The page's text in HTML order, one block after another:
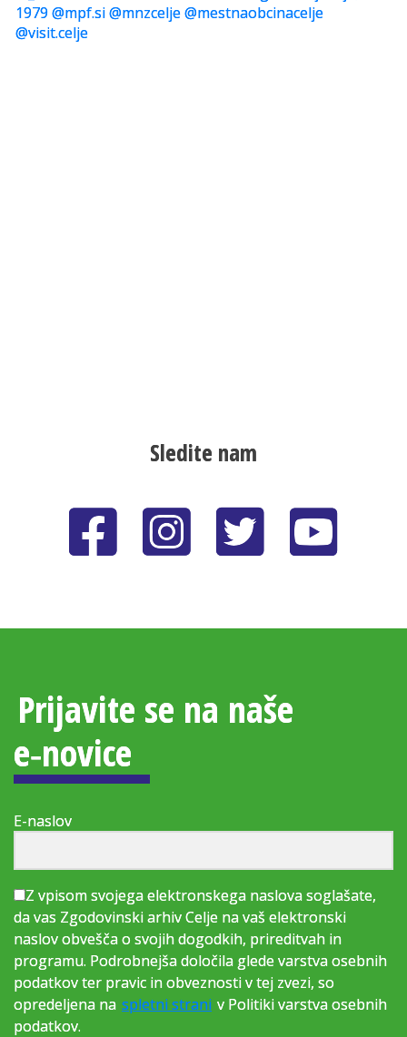
Sledite nam
Prijavite se na naše
e‑novice
E-naslov
Z vpisom svojega elektronskega naslova soglašate,
da vas Zgodovinski arhiv Celje na vaš elektronski
naslov obvešča o svojih dogodkih, prireditvah in
programu. Podrobnejša določila glede varstva osebnih
podatkov ter pravic in obveznosti v tej zvezi, so
opredeljena na spletni strani v Politiki varstva osebnih
podatkov.